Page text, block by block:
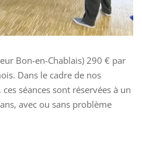
Bon-en-Chablais) 290 € par
Dans le cadre de nos
séances sont réservées à un
avec ou sans problème